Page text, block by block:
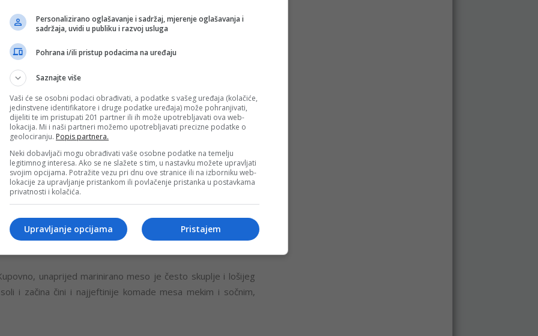
na 3 do 4 pića po osobi.
12 flašica) i 3 litra vina su gornja granica.
litar obične ili kisele vode po gostu.
a čuvaju budžet
skupih peciva, uzmite obične vekne koje ćete kratko
daju osjećaj bogate trpeze uz minimalna ulaganja.
besplatan prilog koji oduševljava svakoga.
jedu manje skupog mesa.
unaprijed marinirano meso je često skuplje i lošijeg
i začina čini i najjeftinije komade mesa mekim i sočnim,
Personalizirano oglašavanje i sadržaj, mjerenje oglašavanja i
sadržaja, uvidi u publiku i razvoj usluga
Pohrana i/ili pristup podacima na uređaju
Saznajte više
Vaši će se osobni podaci obrađivati, a podatke s vašeg uređaja (kolačiće,
jedinstvene identifikatore i druge podatke uređaja) može pohranjivati,
dijeliti te im pristupati 201 partner ili ih može upotrebljavati ova web-
lokacija. Mi i naši partneri možemo upotrebljavati precizne podatke o
geolociranju. Popis partnera.
Neki dobavljači mogu obrađivati vaše osobne podatke na temelju
legitimnog interesa. Ako se ne slažete s tim, u nastavku možete upravljati
svojim opcijama. Potražite vezu pri dnu ove stranice ili na izborniku web-
lokacije za upravljanje pristankom ili povlačenje pristanka u postavkama
privatnosti i kolačića.
Pristajem
Upravljanje opcijama